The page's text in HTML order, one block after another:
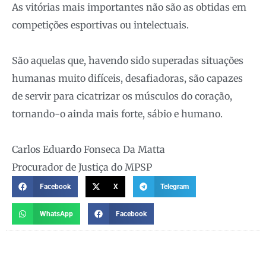
As vitórias mais importantes não são as obtidas em
competições esportivas ou intelectuais.
São aquelas que, havendo sido superadas situações
humanas muito difíceis, desafiadoras, são capazes
de servir para cicatrizar os músculos do coração,
tornando-o ainda mais forte, sábio e humano.
Carlos Eduardo Fonseca Da Matta
Procurador de Justiça do MPSP
Facebook X Telegram
WhatsApp Facebook